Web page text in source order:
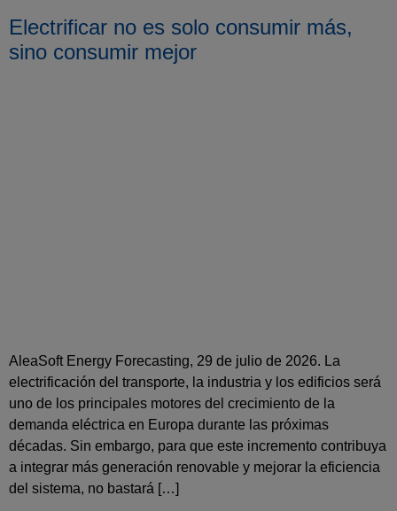
Electrificar no es solo consumir más,
sino consumir mejor
AleaSoft Energy Forecasting, 29 de julio de 2026. La
electrificación del transporte, la industria y los edificios será
uno de los principales motores del crecimiento de la
demanda eléctrica en Europa durante las próximas
décadas. Sin embargo, para que este incremento contribuya
a integrar más generación renovable y mejorar la eficiencia
del sistema, no bastará […]